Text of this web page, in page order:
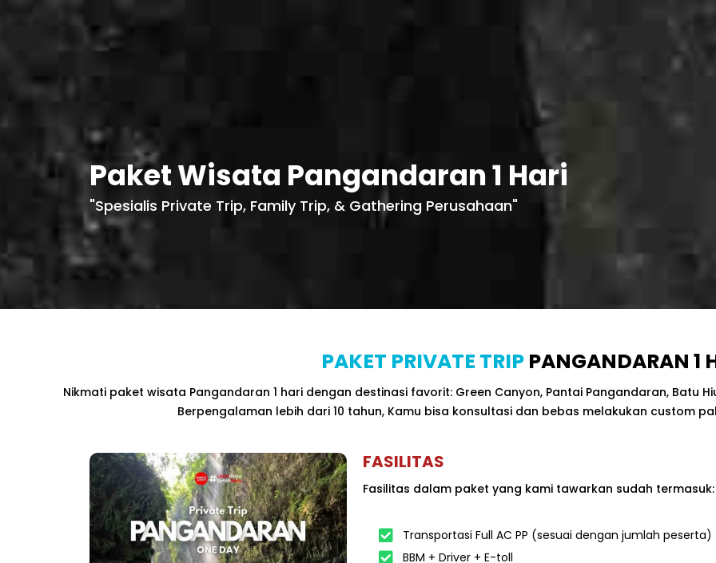
Paket Wisata Pangandaran 1 Hari
"Spesialis Private Trip, Family Trip, & Gathering Perusahaan"
PAKET PRIVATE TRIPPANGANDARAN 1
Nikmati paket wisata Pangandaran 1 hari dengan destinasi favorit: Green Canyon, Pantai Pangandaran, Batu
Berpengalaman lebih dari 10 tahun, Kamu bisa konsultasi dan bebas melakukan custom
FASILITAS
Fasilitas dalam paket yang kami tawarkan sudah termasuk:
Transportasi Full AC PP (sesuai dengan jumlah peserta)
BBM + Driver + E-toll